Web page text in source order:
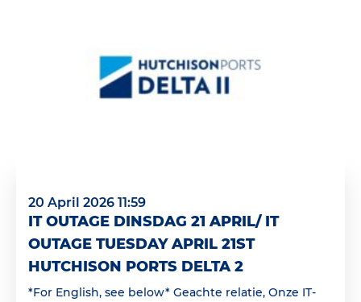
20 April 2026 11:59
IT OUTAGE DINSDAG 21 APRIL/ IT
OUTAGE TUESDAY APRIL 21ST
HUTCHISON PORTS DELTA 2
*For English, see below* Geachte relatie, Onze IT-